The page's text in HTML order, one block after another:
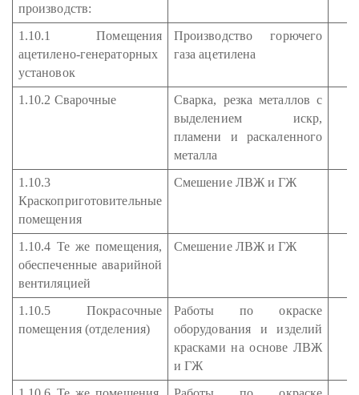
производств:
1.10.1 Помещения
ацетилено-генераторных
установок
Производство горючего
газа ацетилена
1.10.2 Сварочные
Сварка, резка металлов с
выделением искр,
пламени и раскаленного
металла
1.10.3
Краскоприготовительные
помещения
Смешение ЛВЖ и ГЖ
1.10.4 Те же помещения,
обеспеченные аварийной
вентиляцией
Смешение ЛВЖ и ГЖ
1.10.5 Покрасочные
помещения (отделения)
Работы по окраске
оборудования и изделий
красками на основе ЛВЖ
и ГЖ